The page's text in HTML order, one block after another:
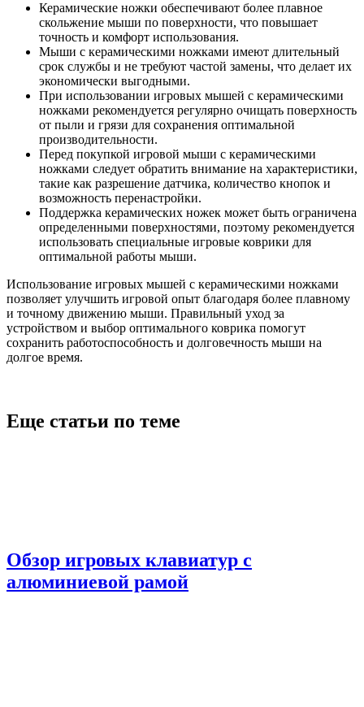
Керамические ножки обеспечивают более плавное
скольжение мыши по поверхности, что повышает
точность и комфорт использования.
Мыши с керамическими ножками имеют длительный
срок службы и не требуют частой замены, что делает их
экономически выгодными.
При использовании игровых мышей с керамическими
ножками рекомендуется регулярно очищать поверхность
от пыли и грязи для сохранения оптимальной
производительности.
Перед покупкой игровой мыши с керамическими
ножками следует обратить внимание на характеристики,
такие как разрешение датчика, количество кнопок и
возможность перенастройки.
Поддержка керамических ножек может быть ограничена
определенными поверхностями, поэтому рекомендуется
использовать специальные игровые коврики для
оптимальной работы мыши.
Использование игровых мышей с керамическими ножками
позволяет улучшить игровой опыт благодаря более плавному
и точному движению мыши. Правильный уход за
устройством и выбор оптимального коврика помогут
сохранить работоспособность и долговечность мыши на
долгое время.
Еще статьи по теме
Обзор игровых клавиатур с
алюминиевой рамой